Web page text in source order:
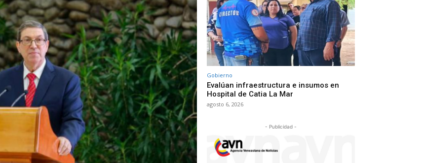
Gobierno
Evalúan infraestructura e insumos en
Hospital de Catia La Mar
agosto 6, 2026
- Publicidad -